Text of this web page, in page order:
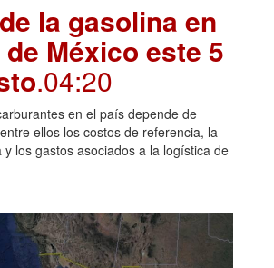
la gasolina en
México este 5
.04:20
en el país depende de
ellos los costos de referencia, la
y los gastos asociados a la logística de